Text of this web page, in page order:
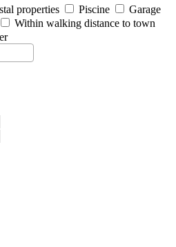
properties Piscine
Garage
Within walking distance to town